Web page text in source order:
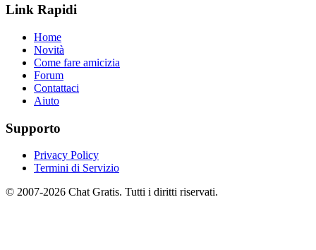
Link Rapidi
Home
Novità
Come fare amicizia
Forum
Contattaci
Aiuto
Supporto
Privacy Policy
Termini di Servizio
© 2007-2026 Chat Gratis. Tutti i diritti riservati.